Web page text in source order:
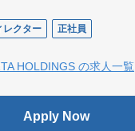
レクター 正社員
HOLDINGS の求人一覧
Apply Now